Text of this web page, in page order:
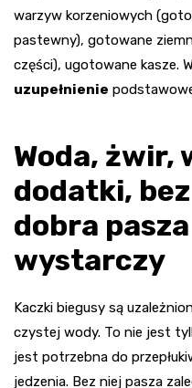
warzyw korzeniowych
pastewny), gotowane
części), ugotowane kasze.
uzupełnienie
Woda, żwir,
dodatki,
dobra
wystarczy
Kaczki biegusy są
czystej wody. To nie jest
jest potrzebna do
jedzenia. Bez niej pasza